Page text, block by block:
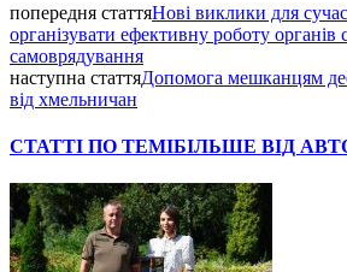
попередня статтяНові виклики для
організувати ефективну роботу органів
самоврядування
наступна статтяДопомога мешканцям
від хмельничан
СТАТТІ ПО ТЕМІБІЛЬШЕ ВІД